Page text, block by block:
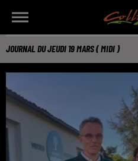
JOURNAL DU JEUDI 19 MARS ( MIDI )